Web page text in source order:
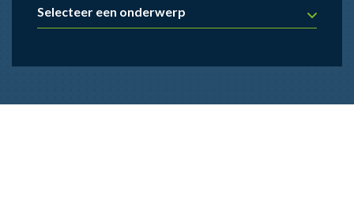
Selecteer een onderwerp